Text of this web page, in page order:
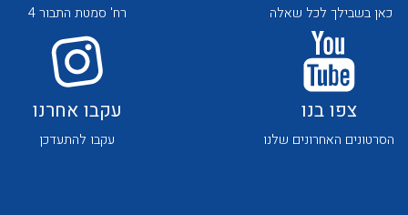
כאן בשבילך לכל שאלה רח' סמטת התבור 4
צפו בנו
הסרטונים האחרונים שלנו
עקבו אחרנו
עקבו להתעדכן